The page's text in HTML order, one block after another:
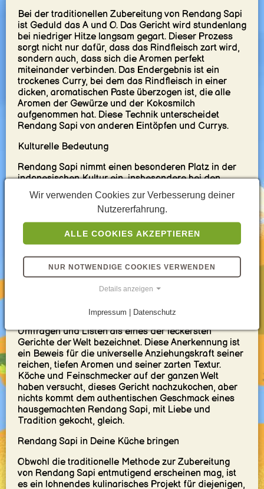
Bei der traditionellen Zubereitung von Rendang Sapi
ist Geduld das A und O. Das Gericht wird stundenlang
bei niedriger Hitze langsam gegart. Dieser Prozess
sorgt nicht nur dafür, dass das Rindfleisch zart wird,
sondern auch, dass sich die Aromen perfekt
miteinander verbinden. Das Endergebnis ist ein
trockenes Curry, bei dem das Rindfleisch in einer
dicken, aromatischen Paste überzogen ist, die alle
Aromen der Gewürze und der Kokosmilch
aufgenommen hat. Diese Technik unterscheidet
Rendang Sapi von anderen Eintöpfen und Currys.
Kulturelle Bedeutung
Rendang Sapi nimmt einen besonderen Platz in der
indonesischen Kultur ein, insbesondere bei den
Minangkabau. Es ist mehr als nur Nahrung; es ist ein
Symbol des Erbes und der Tradition. Oft bei
zeremoniellen Anlässen, Festen und Familientreffen
serviert, ist Rendang ein Gericht, das Menschen
zusammenbringt. Es ist ein Zeugnis der Kunst der
Geduld und der Schönheit des langsamen Garens,
einer kulinarischen Praxis, die über Generationen
weitergegeben wurde.
Globale Anerkennung
Die globale kulinarische Gemeinschaft hat Rendang
Sapi bemerkt. Tatsächlich wurde es in verschiedenen
Umfragen und Listen als eines der leckersten
Gerichte der Welt bezeichnet. Diese Anerkennung ist
ein Beweis für die universelle Anziehungskraft seiner
reichen, tiefen Aromen und seiner zarten Textur.
Köche und Feinschmecker auf der ganzen Welt
haben versucht, dieses Gericht nachzukochen, aber
nichts kommt dem authentischen Geschmack eines
hausgemachten Rendang Sapi, mit Liebe und
Tradition gekocht, gleich.
Rendang Sapi in Deine Küche bringen
Obwohl die traditionelle Methode zur Zubereitung
von Rendang Sapi entmutigend erscheinen mag, ist
es ein lohnendes kulinarisches Projekt für diejenigen,
Wir verwenden Cookies zur Verbesserung deiner
Nutzererfahrung.
ALLE COOKIES AKZEPTIEREN
NUR NOTWENDIGE COOKIES VERWENDEN
Details anzeigen
Impressum | Datenschutz